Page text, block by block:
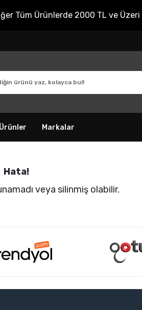
Tüm Ürünlerde 2000 TL ve Üzeri
Markalar
Hata!
veya silinmiş olabilir.